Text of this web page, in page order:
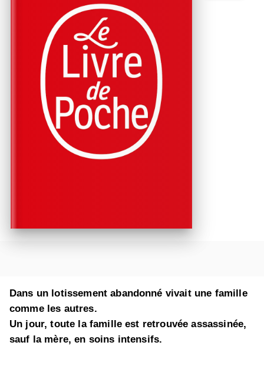
Dans un lotissement abandonné vivait une famille
comme les autres.
Un jour, toute la famille est retrouvée assassinée,
sauf la mère, en soins intensifs.